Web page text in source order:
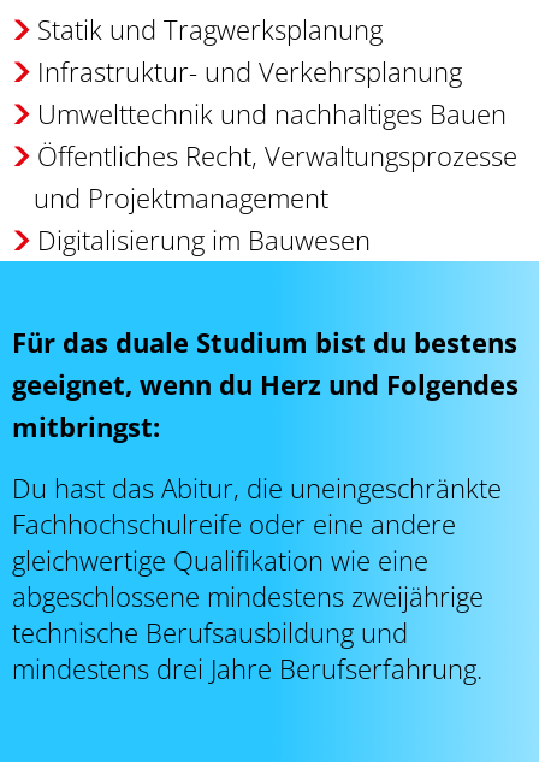
Statik und Tragwerksplanung
Infrastruktur- und Verkehrsplanung
Umwelttechnik und nachhaltiges Bauen
Öffentliches Recht, Verwaltungsprozesse
und Projektmanagement
Digitalisierung im Bauwesen
Für das duale Studium bist du bestens
geeignet, wenn du Herz und Folgendes
mitbringst:
Du hast das Abitur, die uneingeschränkte
Fachhochschulreife oder eine andere
gleichwertige Qualifikation wie eine
abgeschlossene mindestens zweijährige
technische Berufsausbildung und
mindestens drei Jahre Berufserfahrung.